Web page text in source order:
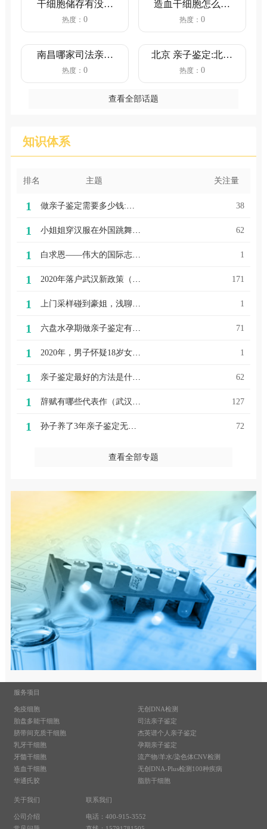
干细胞储存有没有
必要？
热度：0
造血干细胞怎么采
集
热度： 0
南昌哪家司法亲子
鉴定机构靠谱？
热度：0
北京 亲子鉴定:北京
13家亲子鉴定中
热度： 0
查看全部话题
知识体系
排名 主题 关注量
1 38
1 小姐姐穿汉服在外国跳舞（武汉汉服亲子鉴定机构美女留学生穿汉服拍靓照变身“樱花女神”，争相代言“武汉樱花”） 62
1 白求恩——伟大的国际志愿者先驱 1
1 171
1 1
1 六盘水孕期做亲子鉴定有几种方法呢｜安全｜高效｜隐私｜科学 71
1 2020年，男子怀疑18岁女儿非亲生，妻子:亲子鉴定90%概率亲生的 1
1 亲子鉴定最好的方法是什么（武汉怎样亲子鉴定亲子鉴定的方法有哪些？） 62
1 127
1 孙子养了3年亲子鉴定无血缘关系 爷爷仍决定抚养 却遇上户难题难入学 72
查看全部专题
服务项目
免疫细胞
胎盘多能干细胞
脐带间充质干细胞
乳牙干细胞
牙髓干细胞
造血干细胞
华通氏胶
无创DNA检测
司法亲子鉴定
杰英谱个人亲子鉴定
孕期亲子鉴定
流产物/羊水/染色体CNV检测
无创DNA-Plus检测100种疾病
脂肪干细胞
关于我们
公司介绍
联系我们
电话：400-915-3552